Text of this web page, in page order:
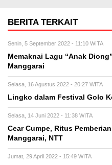
BERITA TERKAIT
Senin, 5 September 2022 - 11:10 WITA
Memaknai Lagu “Anak
Manggarai
Selasa, 16 Agustus 2022 - 20:27 WITA
Lingko dalam Festival Golo
Selasa, 14 Juni 2022 - 11:38 WITA
Cear Cumpe, Ritus
Manggarai, NTT
Jumat, 29 April 2022 - 15:49 WITA